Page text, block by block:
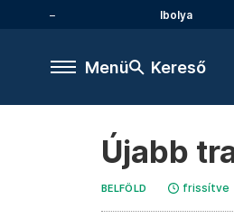
Ibolya
Menü Kereső
Újabb
BELFÖLD frissítve